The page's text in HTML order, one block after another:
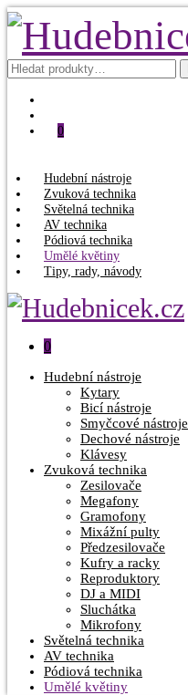
Hledat:
0
Hudební nástroje
Zvuková technika
Světelná technika
AV technika
Pódiová technika
Umělé květiny
Tipy, rady, návody
0
Hudební nástroje
Kytary
Bicí nástroje
Smyčcové nástroje
Dechové nástroje
Klávesy
Zvuková technika
Zesilovače
Megafony
Gramofony
Mixážní pulty
Předzesilovače
Kufry a racky
Reproduktory
DJ a MIDI
Sluchátka
Mikrofony
Světelná technika
AV technika
Pódiová technika
Umělé květiny